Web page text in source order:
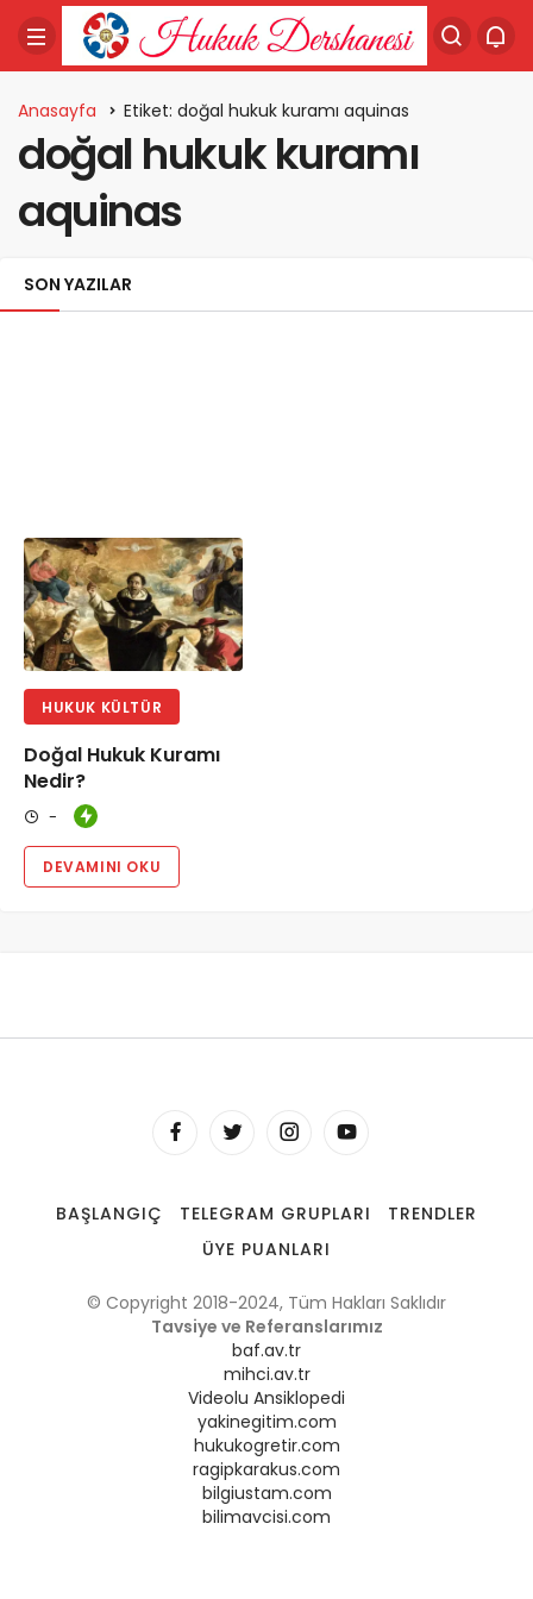
Anasayfa Etiket: doğal hukuk kuramı aquinas
doğal hukuk kuramı
aquinas
SON YAZILAR
HUKUK KÜLTÜR
Doğal Hukuk Kuramı
Nedir?
-
DEVAMINI OKU
BAŞLANGIÇ TELEGRAM GRUPLARI
TRENDLER
ÜYE PUANLARI
© Copyright 2018-2024, Tüm Hakları Saklıdır
Tavsiye ve Referanslarımız
baf.av.tr
mihci.av.tr
Videolu Ansiklopedi
yakinegitim.com
hukukogretir.com
ragipkarakus.com
bilgiustam.com
bilimavcisi.com